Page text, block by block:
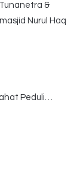
&
Nurul Haq
Peduli…